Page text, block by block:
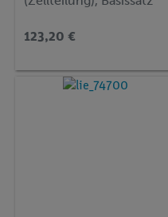
123,20 €